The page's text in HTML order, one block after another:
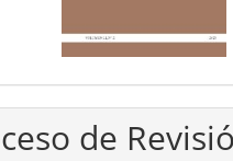
de